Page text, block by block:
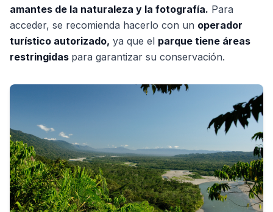
amantes de la naturaleza y la fotografía. Para
acceder, se recomienda hacerlo con un operador
turístico autorizado, ya que el parque tiene áreas
restringidas para garantizar su conservación.